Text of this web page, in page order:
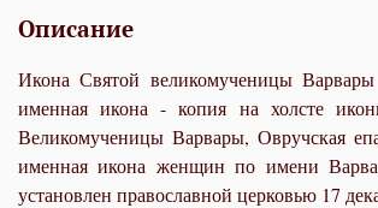
Описание
Икона Святой великомученицы
именная икона - копия на холсте
Великомученицы Варвары, Овручская
именная икона женщин по имени
установлен православной церковью 17